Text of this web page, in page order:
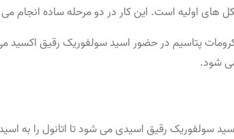
های اولیه است. این کار در دو مرحله ساده
کرومات پتاسیم در حضور اسید سولفوریک رقیق
شود.
سولفوریک رقیق اسیدی می شود تا اتانول را به